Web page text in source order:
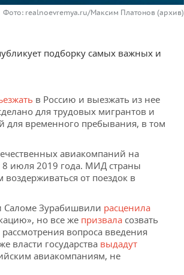
Фото: realnoevremya.ru/Максим Платонов (архив)
подборку самых важных и
в Россию и выезжать из нее
для трудовых мигрантов и
временного пребывания, в том
авиакомпаний на
июля 2019 года. МИД страны
от поездок в
Саломе Зурабишвили расценила
но все же призвала созвать
вопроса введения
власти государства выдадут
авиакомпаниям, не